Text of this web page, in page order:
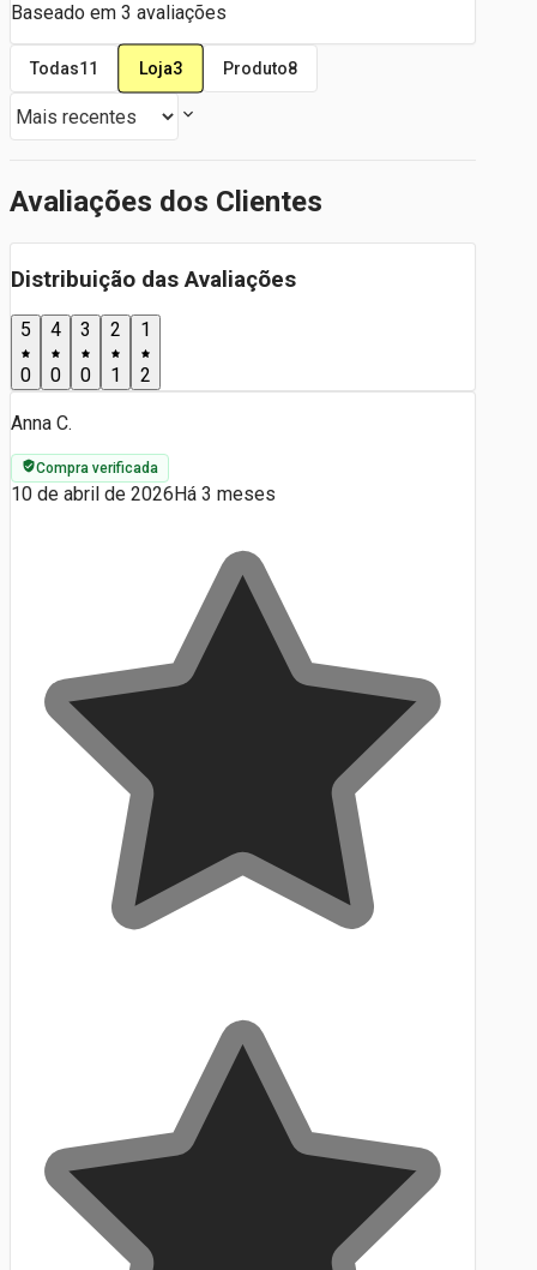
Baseado em 3 avaliações
Todas11 Loja3 Produto8
Avaliações dos Clientes
Distribuição das Avaliações
5
0
4
0
3
0
2
1
1
2
Anna C.
Compra verificada
10 de abril de 2026 Há 3 meses